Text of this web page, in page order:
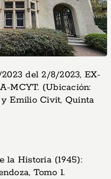
del 2/8/2023, EX-
MCYT. (Ubicación:
y Emilio Civit, Quinta
la Historia (1945):
Tomo 1.